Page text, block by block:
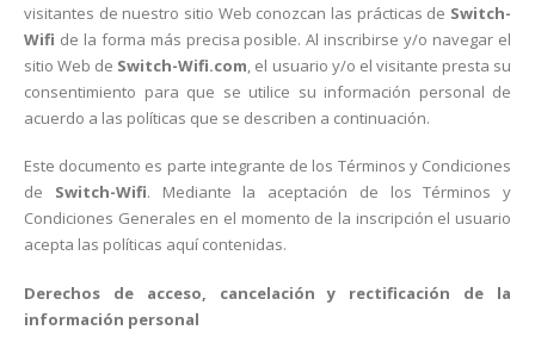
visitantes de nuestro sitio Web conozcan las prácticas de Switch-
Wifi de la forma más precisa posible. Al inscribirse y/o navegar el
sitio Web de Switch-Wifi.com , el usuario y/o el visitante presta su
consentimiento para que se utilice su información personal de
acuerdo a las políticas que se describen a continuación.
Este documento es parte integrante de los Términos y Condiciones
de Switch-Wifi. Mediante la aceptación de los Términos y
Condiciones Generales en el momento de la inscripción el usuario
acepta las políticas aquí contenidas.
Derechos de acceso, cancelación y rectificación de la
información personal